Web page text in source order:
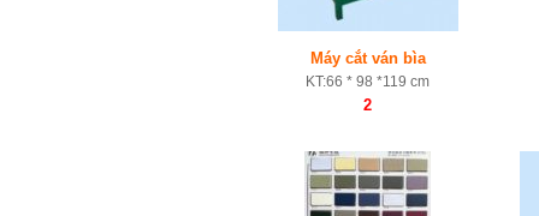
Máy cắt ván bìa
KT:66 * 98 *119 cm
2